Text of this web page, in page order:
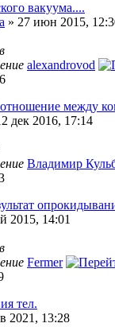
вакуума....
» 27 июн 2015,
alexandrovod
между
дек 2016, 17:14
Владимир
2015, 14:01
Fermer
тел.
2021, 13:28